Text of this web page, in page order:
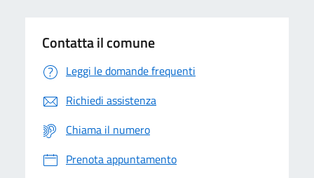
Contatta il comune
Leggi le domande frequenti
Richiedi assistenza
Chiama il numero
Prenota appuntamento